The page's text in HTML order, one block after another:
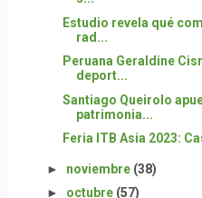
Estudio revela qué
rad...
Peruana Geraldine
deport...
Santiago Queirolo
patrimonia...
Feria ITB Asia 2023:
► noviembre (38)
► octubre (57)